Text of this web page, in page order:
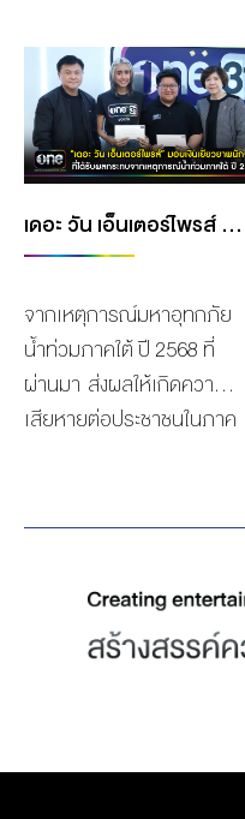
เดอะ วัน เอ็นเตอร์ไพรส์ มอบเงินเยียวยาพนักงาน ที่ได้รับผลกระทบจากเหตุการณ์น้ำท่วมภาคใต้ ปี 2568
จากเหตุการณ์มหาอุทกภัย
น้ำท่วมภาคใต้ ปี 2568 ที่
ผ่านมา ส่งผลให้เกิดความ
เสียหายต่อประชาชนในภาค
พลัดพรากจากบุคคลอันเป็น
ทำให้สูญเสียกำลังใจในการ
ดำเนินชีวิต บริษัท เดอะ วัน
เอ็นเตอร์ไพรส์ จำกัด
เหตุการณ์น้ำท่วมครั้งนี้ จึง